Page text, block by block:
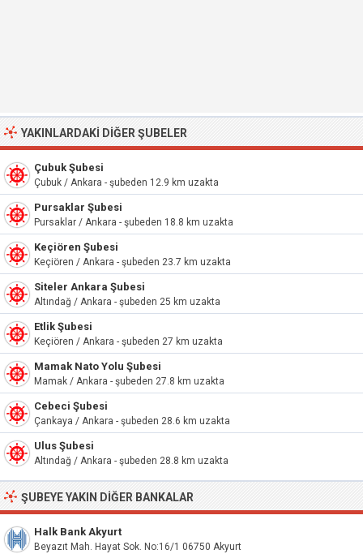
YAKINLARDAKI DIĞER ŞUBELER
Çubuk Şubesi
Çubuk / Ankara - şubeden 12.9 km uzakta
Pursaklar Şubesi
Pursaklar / Ankara - şubeden 18.8 km uzakta
Keçiören Şubesi
Keçiören / Ankara - şubeden 23.7 km uzakta
Siteler Ankara Şubesi
Altındağ / Ankara - şubeden 25 km uzakta
Etlik Şubesi
Keçiören / Ankara - şubeden 27 km uzakta
Mamak Nato Yolu Şubesi
Mamak / Ankara - şubeden 27.8 km uzakta
Cebeci Şubesi
Çankaya / Ankara - şubeden 28.6 km uzakta
Ulus Şubesi
Altındağ / Ankara - şubeden 28.8 km uzakta
ŞUBEYE YAKIN DIĞER BANKALAR
Halk Bank Akyurt
Beyazıt Mah. Hayat Sok. No:16/1 06750 Akyurt